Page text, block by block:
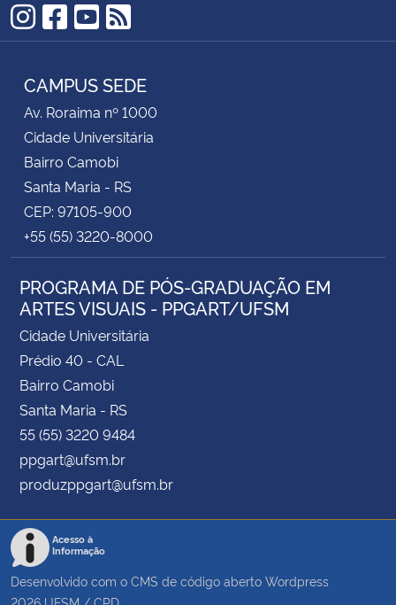
Instagram
Facebook
YouTube
RSS
CAMPUS SEDE
Av. Roraima nº 1000
Cidade Universitária
Bairro Camobi
Santa Maria - RS
CEP: 97105-900
+55 (55) 3220-8000
PROGRAMA DE PÓS-GRADUAÇÃO EM
ARTES VISUAIS - PPGART/UFSM
Cidade Universitária
Prédio 40 - CAL
Bairro Camobi
Santa Maria - RS
55 (55) 3220 9484
ppgart@ufsm.br
produzppgart@ufsm.br
Acesso à
Informação
Desenvolvido com o CMS de código aberto Wordpress